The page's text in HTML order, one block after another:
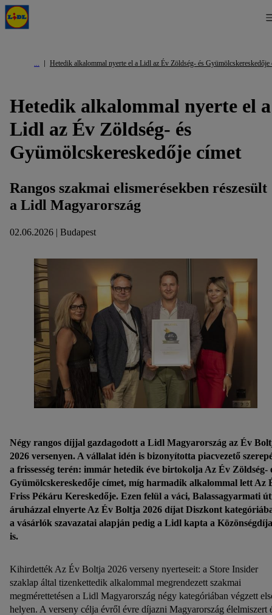
Hetedik alkalommal nyerte el a Lidl az Év Zöldség- és Gyümölcskereskedője
Hetedik alkalommal nyerte el a
Lidl az Év Zöldség- és
Gyümölcskereskedője címet
Rangos szakmai elismerésekben részesült
a Lidl Magyarország
02.06.2026 | Budapest
Négy rangos díjjal gazdagodott a Lidl Magyarország az Év
2026 versenyen. A vállalat idén is bizonyította piacvezető
a frissesség terén: immár hetedik éve birtokolja Az Év Zöldség-
Gyümölcskereskedője címet, míg harmadik alkalommal lett Az
Friss Pékáru Kereskedője. Ezen felül a váci, Balassagyarmati
áruházzal elnyerte Az Év Boltja 2026 díjat Diszkont
a vásárlók szavazatai alapján pedig a Lidl kapta a
is.
Kihirdették Az Év Boltja 2026 verseny nyerteseit: a Store Insider
szaklap által tizenkettedik alkalommal megrendezett szakmai
megmérettetésen a Lidl Magyarország négy kategóriában végzett
helyen. A verseny célja évről évre díjazni Magyarország élelmiszert